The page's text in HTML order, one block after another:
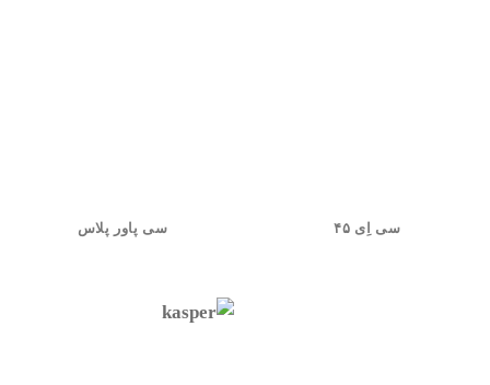
سی اِی ۴۵ سی پاور پلاس